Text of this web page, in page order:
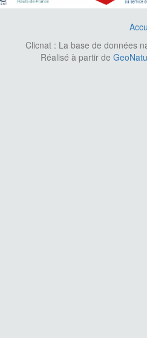
Clicnat : La base de données
Réalisé à partir de